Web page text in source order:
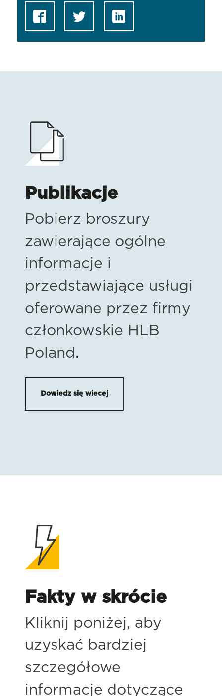
Publikacje
Pobierz broszury
zawierające ogólne
informacje i
przedstawiające usługi
oferowane przez firmy
członkowskie HLB
Poland.
Dowiedz się wiecej
Fakty w skrócie
Kliknij poniżej, aby
uzyskać bardziej
szczegółowe
informacje dotyczące